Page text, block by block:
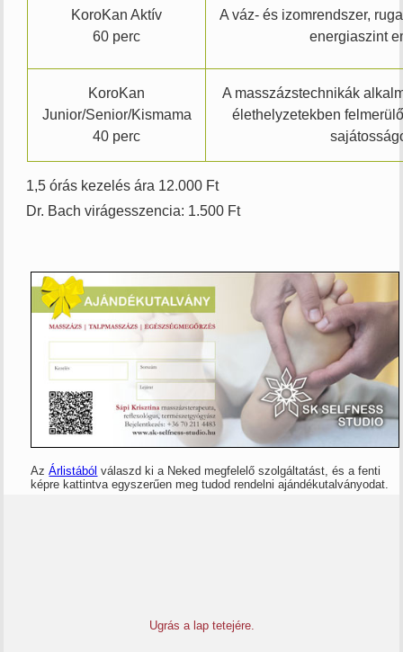
KoroKan Aktív
60 perc
A váz- és izomrendszer,
energiaszint
KoroKan
Junior/Senior/Kismama
40 perc
A masszázstechnikák
élethelyzetekben
1,5 órás kezelés ára 12.000 Ft
Dr. Bach virágesszencia: 1.500 Ft
AzÁrlistából válaszd ki a Neked megfelelő szolgáltatást, és a fenti
képre kattintva egyszerűen meg tudod rendelni ajándékutalványodat.
Ugrás a lap tetejére.